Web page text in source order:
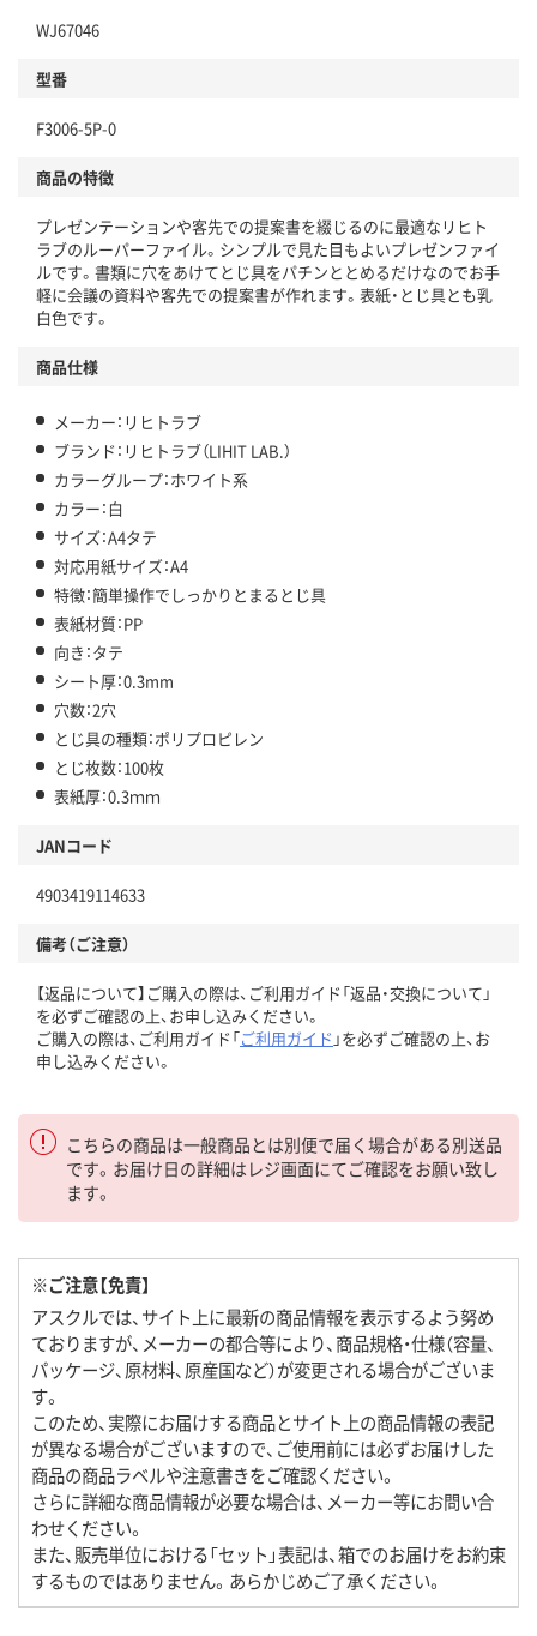
WJ67046
型番
F3006-5P-0
商品の特徴
プレゼンテーションや客先での提案書を綴じるのに最適なリヒト
ラブのルーパーファイル。シンプルで見た目もよいプレゼンファイ
ルです。書類に穴をあけてとじ具をパチンととめるだけなのでお手
軽に会議の資料や客先での提案書が作れます。表紙・とじ具とも乳
白色です。
商品仕様
メーカー：リヒトラブ
ブランド：リヒトラブ（LIHIT LAB.）
カラーグループ：ホワイト系
カラー：白
サイズ：A4タテ
対応用紙サイズ：A4
特徴：簡単操作でしっかりとまるとじ具
表紙材質：PP
向き：タテ
シート厚：0.3mm
穴数：2穴
とじ具の種類：ポリプロピレン
とじ枚数：100枚
表紙厚：0.3ｍｍ
JANコード
4903419114633
備考（ご注意）
【返品について】ご購入の際は、ご利用ガイド「返品・交換について」
を必ずご確認の上、お申し込みください。
ご購入の際は、ご利用ガイド「ご利用ガイド 」を必ずご確認の上、お
申し込みください。
こちらの商品は一般商品とは別便で届く場合がある別送品
です。お届け日の詳細はレジ画面にてご確認をお願い致し
ます。
※ご注意【免責】
アスクルでは、サイト上に最新の商品情報を表示するよう努め
ておりますが、メーカーの都合等により、商品規格・仕様（容量、
パッケージ、原材料、原産国など）が変更される場合がございま
す。
このため、実際にお届けする商品とサイト上の商品情報の表記
が異なる場合がございますので、ご使用前には必ずお届けした
商品の商品ラベルや注意書きをご確認ください。
さらに詳細な商品情報が必要な場合は、メーカー等にお問い合
わせください。
また、販売単位における「セット」表記は、箱でのお届けをお約束
するものではありません。あらかじめご了承ください。